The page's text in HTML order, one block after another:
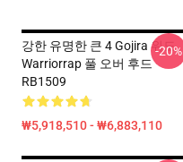
강한 유명한 큰 4 Gojira 위도
Warriorrap 풀 오버 후드
RB1509
₩5,918,510 - ₩6,883,110
-20%